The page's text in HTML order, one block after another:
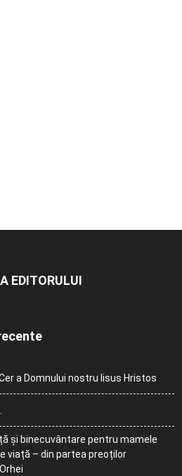
EDITORULUI
a Domnului nostru Iisus Hristos
și binecuvântare pentru mamele
viață – din partea preoților